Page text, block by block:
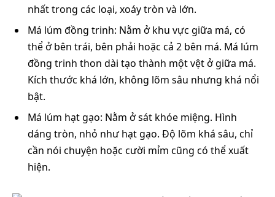
nhất trong các loại, xoáy tròn và lớn.
Má lúm đồng trinh: Nằm ở khu vực giữa má, có
thể ở bên trái, bên phải hoặc cả 2 bên má. Má lúm
đồng trinh thon dài tạo thành một vệt ở giữa má.
Kích thước khá lớn, không lõm sâu nhưng khá nổi
bật.
Má lúm hạt gạo: Nằm ở sát khóe miệng. Hình
dáng tròn, nhỏ như hạt gạo. Độ lõm khá sâu, chỉ
cần nói chuyện hoặc cười mỉm cũng có thể xuất
hiện.